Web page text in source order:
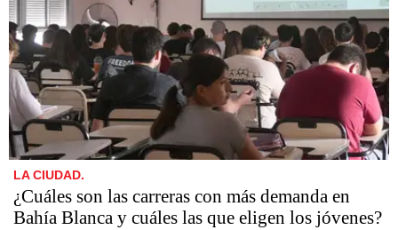
LA CIUDAD.
¿Cuáles son las carreras con más demanda en
Bahía Blanca y cuáles las que eligen los jóvenes?